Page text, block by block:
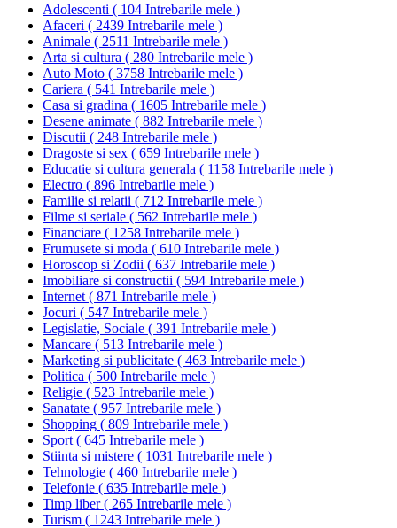
Adolescenti ( 104 Intrebarile mele )
Afaceri ( 2439 Intrebarile mele )
Animale ( 2511 Intrebarile mele )
Arta si cultura ( 280 Intrebarile mele )
Auto Moto ( 3758 Intrebarile mele )
Cariera ( 541 Intrebarile mele )
Casa si gradina ( 1605 Intrebarile mele )
Desene animate ( 882 Intrebarile mele )
Discutii ( 248 Intrebarile mele )
Dragoste si sex ( 659 Intrebarile mele )
Educatie si cultura generala ( 1158 Intrebarile mele )
Electro ( 896 Intrebarile mele )
Familie si relatii ( 712 Intrebarile mele )
Filme si seriale ( 562 Intrebarile mele )
Financiare ( 1258 Intrebarile mele )
Frumusete si moda ( 610 Intrebarile mele )
Horoscop si Zodii ( 637 Intrebarile mele )
Imobiliare si constructii ( 594 Intrebarile mele )
Internet ( 871 Intrebarile mele )
Jocuri ( 547 Intrebarile mele )
Legislatie, Sociale ( 391 Intrebarile mele )
Mancare ( 513 Intrebarile mele )
Marketing si publicitate ( 463 Intrebarile mele )
Politica ( 500 Intrebarile mele )
Religie ( 523 Intrebarile mele )
Sanatate ( 957 Intrebarile mele )
Shopping ( 809 Intrebarile mele )
Sport ( 645 Intrebarile mele )
Stiinta si mistere ( 1031 Intrebarile mele )
Tehnologie ( 460 Intrebarile mele )
Telefonie ( 635 Intrebarile mele )
Timp liber( 265 Intrebarile mele )
Turism ( 1243 Intrebarile mele )